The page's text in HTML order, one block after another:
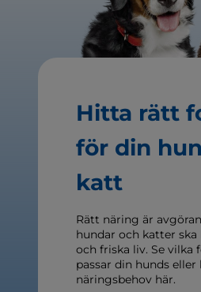
Hitta rätt
för din
katt
Rätt näring är
hundar och katter ska
och friska liv. Se vilka
passar din hunds eller
näringsbehov här.